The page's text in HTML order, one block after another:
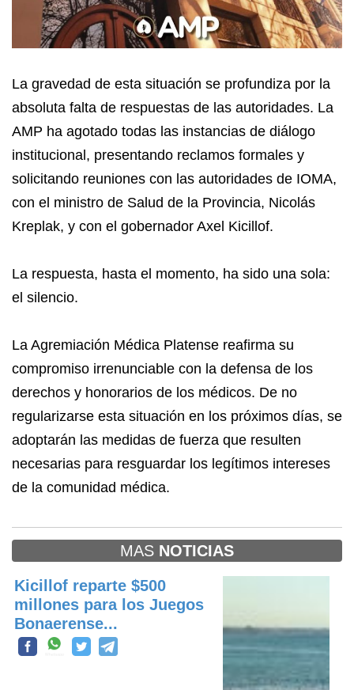
La gravedad de esta situación se profundiza por la
absoluta falta de respuestas de las autoridades. La
AMP ha agotado todas las instancias de diálogo
institucional, presentando reclamos formales y
solicitando reuniones con las autoridades de IOMA,
con el ministro de Salud de la Provincia, Nicolás
Kreplak, y con el gobernador Axel Kicillof.
La respuesta, hasta el momento, ha sido una sola:
el silencio.
La Agremiación Médica Platense reafirma su
compromiso irrenunciable con la defensa de los
derechos y honorarios de los médicos. De no
regularizarse esta situación en los próximos días, se
adoptarán las medidas de fuerza que resulten
necesarias para resguardar los legítimos intereses
de la comunidad médica.
MAS NOTICIAS
Kicillof reparte $500
millones para los Juegos
Bonaerense...